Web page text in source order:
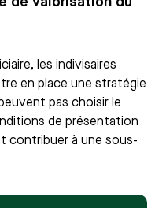
les indivisaires
en place une stratégie
pas choisir le
de présentation
contribuer à une sous-